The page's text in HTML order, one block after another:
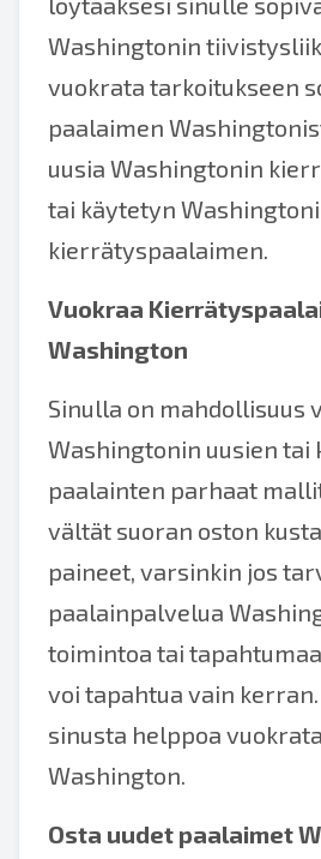
Washingtonin
vuokrata tarkoitukseen
paalaimen
uusia Washingtonin
tai käytetyn
kierrätyspaalaimen.
Vuokraa
Washington
Sinulla on mahdollisuus
Washingtonin uusien tai
paalainten parhaat
vältät suoran oston
paineet, varsinkin jos
paalainpalvelua
toimintoa tai
voi tapahtua vain
sinusta helppoa
Washington.
Osta uudet paalaimet